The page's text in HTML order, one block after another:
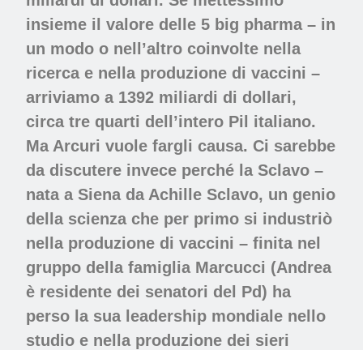
insieme il valore delle 5 big pharma – in
un modo o nell’altro coinvolte nella
ricerca e nella produzione di vaccini –
arriviamo a 1392 miliardi di dollari,
circa tre quarti dell’intero Pil italiano.
Ma Arcuri vuole fargli causa. Ci sarebbe
da discutere invece perché la Sclavo –
nata a Siena da Achille Sclavo, un genio
della scienza che per primo si industriò
nella produzione di vaccini – finita nel
gruppo della famiglia Marcucci (Andrea
è residente dei senatori del Pd) ha
perso la sua leadership mondiale nello
studio e nella produzione dei sieri